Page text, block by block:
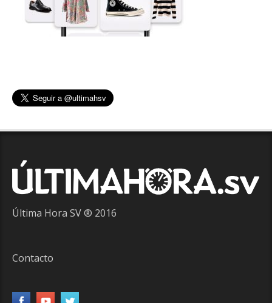
Última Hora SV ® 2016
Contacto